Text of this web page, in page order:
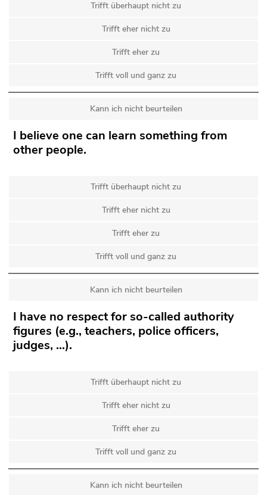
Trifft überhaupt nicht zu
Trifft eher nicht zu
Trifft eher zu
Trifft voll und ganz zu
Kann ich nicht beurteilen
I believe one can learn something from
other people.
Trifft überhaupt nicht zu
Trifft eher nicht zu
Trifft eher zu
Trifft voll und ganz zu
Kann ich nicht beurteilen
I have no respect for so-called authority
figures (e.g., teachers, police officers,
judges, …).
Trifft überhaupt nicht zu
Trifft eher nicht zu
Trifft eher zu
Trifft voll und ganz zu
Kann ich nicht beurteilen